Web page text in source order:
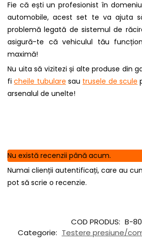
Fie că ești un profesionist în
automobile, acest set te va ajuta
problemă legată de sistemul de
asigură-te că vehiculul tău
maximă!
Nu uita să vizitezi și alte produse din
ficheile tubulare sau trusele de scule
arsenalul de unelte!
Nu există recenzii până acum.
Numai clienții autentificați, care au
pot să scrie o recenzie.
COD PRODUS: B-
Categorie: Testere presiune/